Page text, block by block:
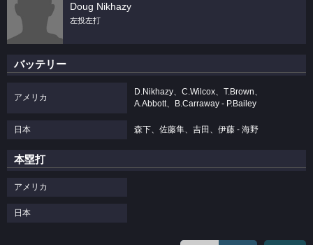
Doug Nikhazy
左投左打
バッテリー
アメリカ
D.Nikhazy、C.Wilcox、T.Brown、
A.Abbott、B.Carraway - P.Bailey
日本 森下、佐藤隼、吉田、伊藤 - 海野
本塁打
アメリカ
日本